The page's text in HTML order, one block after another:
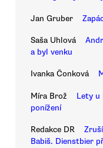
Jan Gruber
Saša Uhlová
a byl venku
Ivanka Čonková
Míra Brož
Lety u
ponížení
Redakce DR
Babiš. Dienstbier